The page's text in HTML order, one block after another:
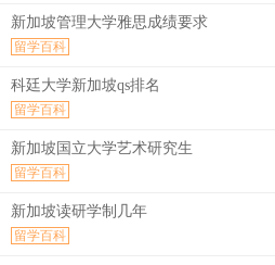
新加坡管理大学雅思成绩要求
留学百科
科廷大学新加坡qs排名
留学百科
新加坡国立大学艺术研究生
留学百科
新加坡读研学制几年
留学百科